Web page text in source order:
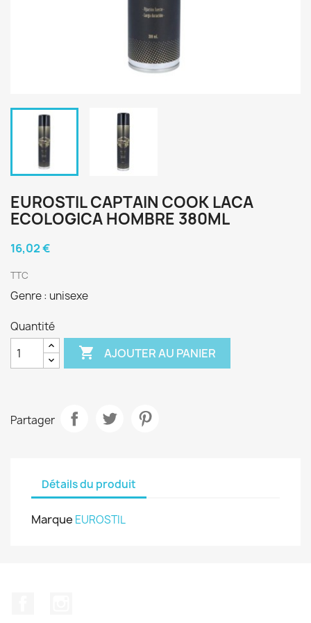
EUROSTIL CAPTAIN COOK LACA
ECOLOGICA HOMBRE 380ML
16,02 €
TTC
Genre : unisexe
Quantité
 AJOUTER AU PANIER
Partager
Détails du produit
Marque EUROSTIL